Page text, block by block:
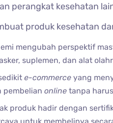
perangkat kesehatan
produk kesehatan
mengubah perspektif
suplemen, dan alat
e-commerce yang
pembelian online tanpa
produk hadir dengan
untuk membelinya